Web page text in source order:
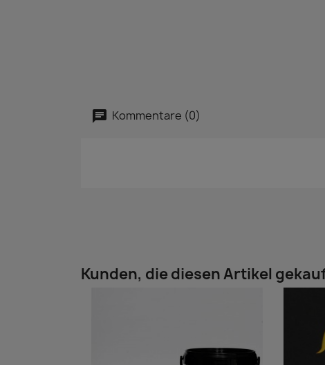
Kommentare (0)
Kunden, die diesen Artikel